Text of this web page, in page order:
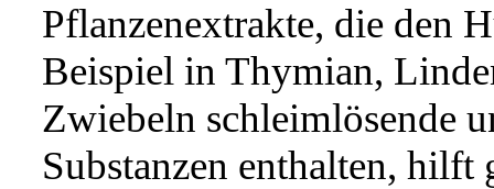
Pflanzenextrakte, die den
Beispiel in Thymian,
Zwiebeln schleimlösende
Substanzen enthalten, hilft